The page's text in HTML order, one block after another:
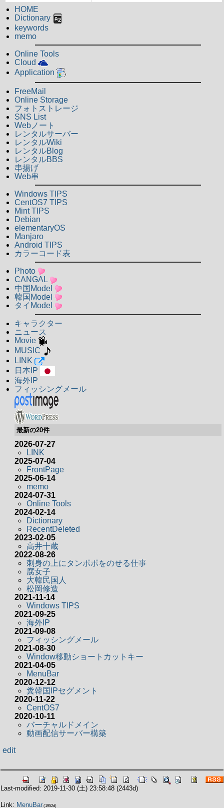
HOME
Dictionary
keywords
memo
Online Tools
Cloud
Application
FreeMail
Online Storage
フォトストレージ
SNS List
Webノート
レンタルサーバー
レンタルWiki
レンタルBlog
レンタルBBS
串揚げ
Web串
Windows TIPS
CentOS7 TIPS
Mint TIPS
Debian
elementaryOS
Manjaro
Android TIPS
カラーコード表
Photo
CANGAL
中国Model
韓国Model
タイModel
キャラクター
ニュース
Movie
MUSIC
LINK
日本IP
海外IP
フィッシングメール
最新の20件
2026-07-27
LINK
2025-07-04
FrontPage
2025-06-14
memo
2024-07-31
Online Tools
2024-02-14
Dictionary
RecentDeleted
2023-02-05
高井十蔵
2022-08-26
刺身の上にタンポポをのせる仕事
腐女子
大韓民国人
松岡修造
2021-11-14
Windows TIPS
2021-09-25
海外IP
2021-09-08
フィッシングメール
2021-08-30
Window移動ショートカットキー
2021-04-05
MenuBar
2020-12-12
糞韓国IPセグメント
2020-11-22
CentOS7
2020-10-11
バーチャルドメイン
動画配信サーバー構築
edit
Last-modified: 2019-11-30 (土) 23:58:48 (2443d)
Link: MenuBar (1952d)